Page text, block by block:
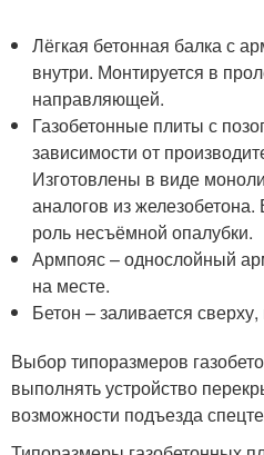
Лёгкая бетонная балка с
внутри. Монтируется в
направляющей.
Газобетонные плиты с
зависимости от
Изготовлены в виде
аналогов из
роль несъёмной опалубки.
Армпояс – однослойный
на месте.
Бетон – заливается
Выбор типоразмеров
выполнять устройство
возможности подъезда